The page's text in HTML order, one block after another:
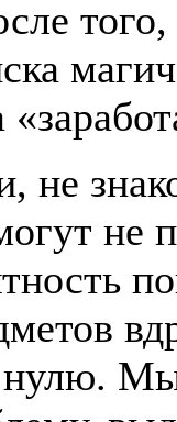
того,
не
не
нулю.